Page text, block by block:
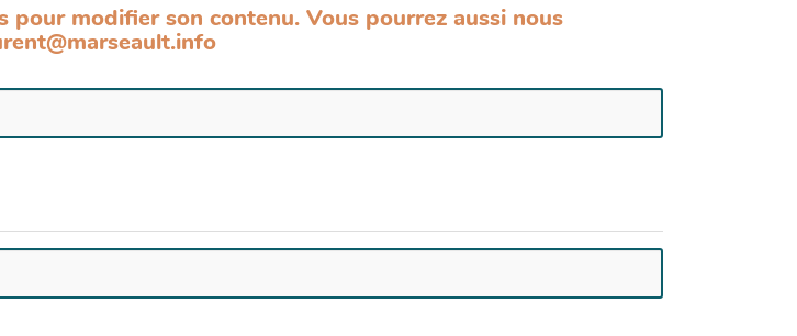
modifier son contenu. Vous pourrez aussi nous